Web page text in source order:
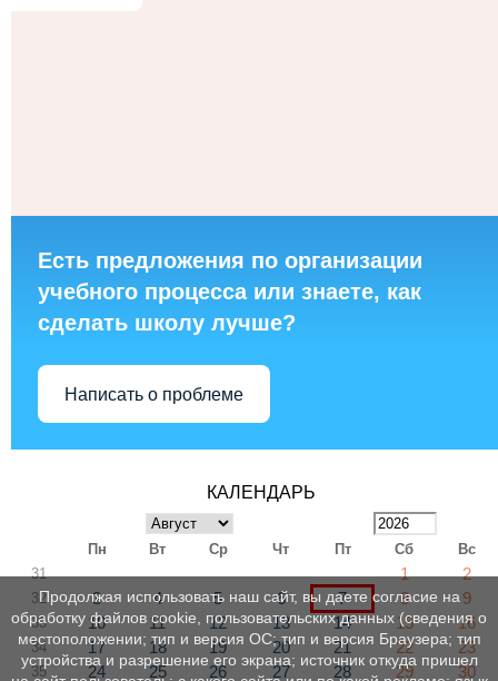
Есть предложения по организации
учебного процесса или знаете, как
сделать школу лучше?
Написать о проблеме
КАЛЕНДАРЬ
Пн Вт Ср Чт Пт Сб
Вс
31
1 2
32 3 4 5 6 7 8 9
33 10 11 12 13 14 15 16
34 17 18 19 20 21 22 23
35 24 25 26 27 28 29 30
Продолжая использовать наш сайт, вы даете согласие на
обработку файлов cookie, пользовательских данных (сведения о
местоположении; тип и версия ОС; тип и версия Браузера; тип
устройства и разрешение его экрана; источник откуда пришел